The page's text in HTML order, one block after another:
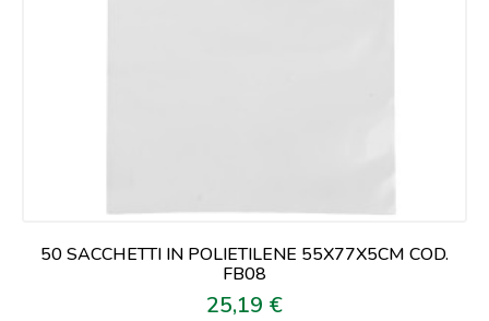
50 SACCHETTI IN POLIETILENE 55X77X5CM COD.
FB08
Prezzo
25,19 €